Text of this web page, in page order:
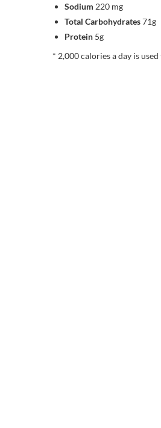
Sodium 220 mg
Total Carbohydrates71g
Protein 5g
* 2,000 calories a day is